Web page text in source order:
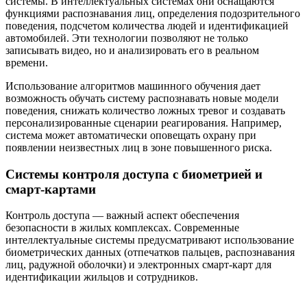
функциями распознавания лиц, определения подозрительного
поведения, подсчетом количества людей и идентификацией
автомобилей. Эти технологии позволяют не только
записывать видео, но и анализировать его в реальном
времени.
Использование алгоритмов машинного обучения дает
возможность обучать систему распознавать новые модели
поведения, снижать количество ложных тревог и создавать
персонализированные сценарии реагирования. Например,
система может автоматически оповещать охрану при
появлении неизвестных лиц в зоне повышенного риска.
Системы контроля доступа с биометрией и
смарт-картами
Контроль доступа — важный аспект обеспечения
безопасности в жилых комплексах. Современные
интеллектуальные системы предусматривают использование
биометрических данных (отпечатков пальцев, распознавания
лиц, радужной оболочки) и электронных смарт-карт для
идентификации жильцов и сотрудников.